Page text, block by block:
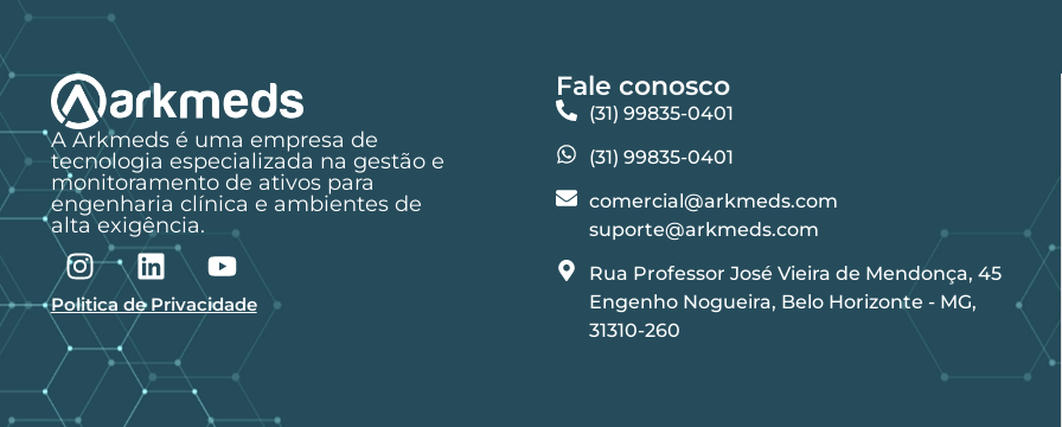
A Arkmeds é uma empresa de
tecnologia especializada na gestão e
monitoramento de ativos para
engenharia clínica e ambientes de
alta exigência.
Politica de Privacidade
Fale conosco
(31) 99835-0401
(31) 99835-0401
comercial@arkmeds.com
suporte@arkmeds.com
Rua Professor José Vieira de Mendonça, 45
Engenho Nogueira, Belo Horizonte - MG,
31310-260